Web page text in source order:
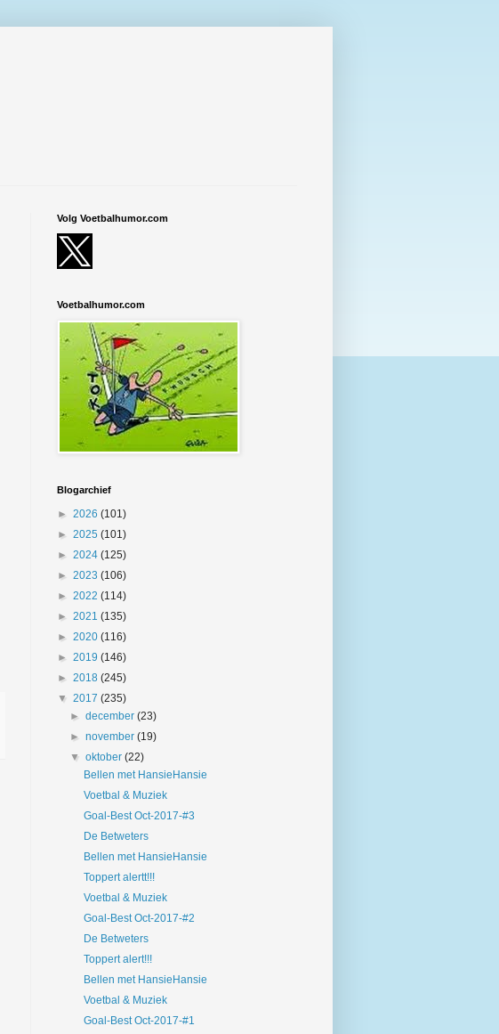
Volg Voetbalhumor.com
Voetbalhumor.com
Blogarchief
► 2026 (101)
► 2025 (101)
► 2024 (125)
► 2023 (106)
► 2022 (114)
► 2021 (135)
► 2020 (116)
► 2019 (146)
► 2018 (245)
▼ 2017 (235)
►december(23)
►november(19)
▼oktober(22)
Bellen met HansieHansie
Voetbal & Muziek
Goal-Best Oct-2017-#3
De Betweters
Bellen met HansieHansie
Toppert alertt!!!
Voetbal & Muziek
Goal-Best Oct-2017-#2
De Betweters
Toppert alert!!!
Bellen met HansieHansie
Voetbal & Muziek
Goal-Best Oct-2017-#1